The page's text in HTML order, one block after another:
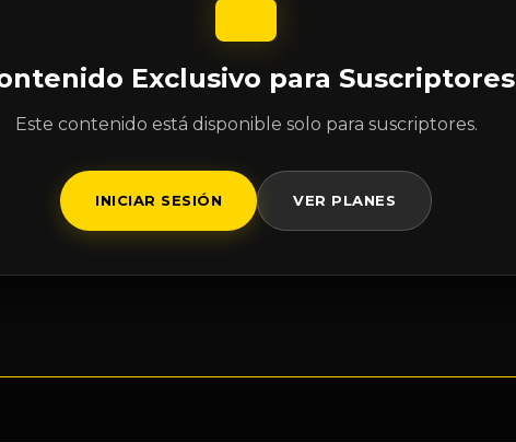
Exclusivo para Suscriptores
Este contenido está disponible solo para suscriptores.
INICIAR SESIÓN VER PLANES